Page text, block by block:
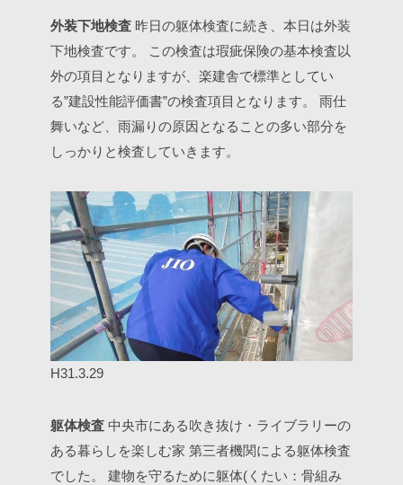
外装下地検査 昨日の躯体検査に続き、本日は外装
下地検査です。
この検査は瑕疵保険の基本検査以
外の項目となりますが、楽建舎で標準としてい
る”建設性能評価書”の検査項目となります。
雨仕
舞いなど、雨漏りの原因となることの多い部分を
しっかりと検査していきます。
H31.3.29
躯体検査 中央市にある吹き抜け・ライブラリーの
ある暮らしを楽しむ家 第三者機関による躯体検査
でした。
建物を守るために躯体(くたい：骨組み